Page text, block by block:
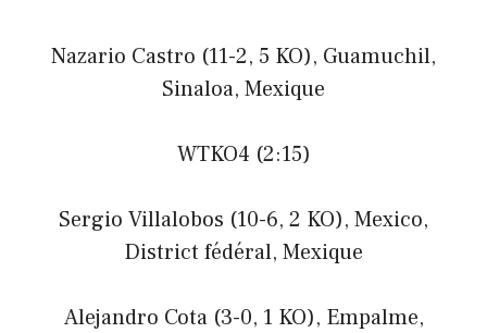
Nazario Castro (11-2, 5 KO), Guamuchil,
Sinaloa, Mexique
WTKO4 (2:15)
Sergio Villalobos (10-6, 2 KO), Mexico,
District fédéral, Mexique
Alejandro Cota (3-0, 1 KO), Empalme,